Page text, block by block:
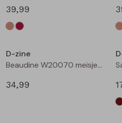
39,99
D-zine
Beaudine W20070 meisjes lange broek Bruin donker
34,99